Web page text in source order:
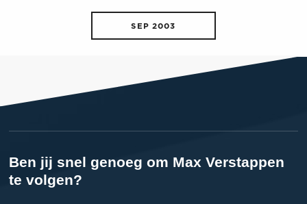
SEP 2003
Ben jij snel genoeg om Max Verstappen
te volgen?